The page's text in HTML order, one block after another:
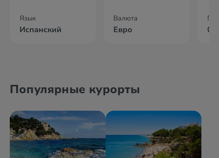
Язык
Испанский
Валюта
Евро
Популярные курорты